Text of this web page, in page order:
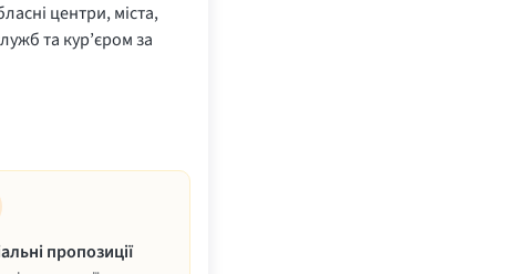
центри, міста,
та кур’єром за
пропозиції